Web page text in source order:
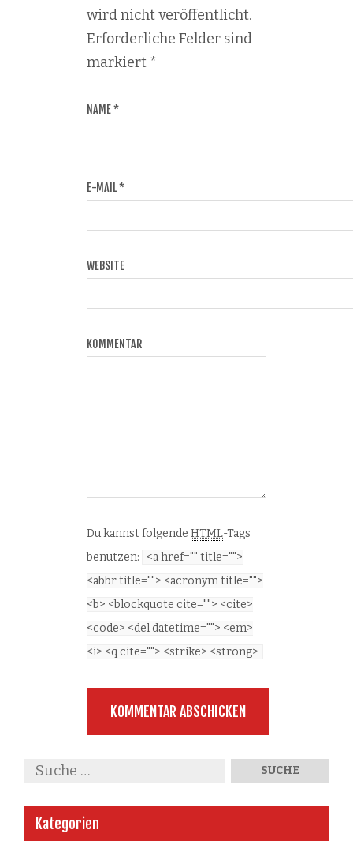
wird nicht veröffentlicht.
Erforderliche Felder sind
markiert *
NAME*
E-MAIL*
WEBSITE
KOMMENTAR
Du kannst folgende HTML-Tags
benutzen:
<a href="" title="">
<abbr title=""> <acronym title="">
<b> <blockquote cite=""> <cite>
<code> <del datetime=""> <em>
<i> <q cite=""> <strike> <strong>
Kategorien